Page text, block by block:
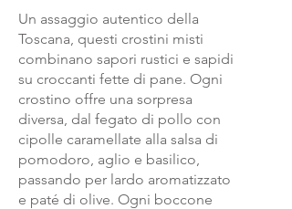
Un assaggio autentico della
Toscana, questi crostini misti
combinano sapori rustici e sapidi
su croccanti fette di pane. Ogni
crostino offre una sorpresa
diversa, dal fegato di pollo con
cipolle caramellate alla salsa di
pomodoro, aglio e basilico,
passando per lardo aromatizzato
e paté di olive. Ogni boccone